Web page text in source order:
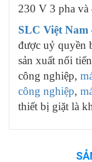
230 V 3 pha
SLC Việt Nam
được uỷ quyền
sản xuất nổi
công nghiệp,
công nghiệp,
thiết bị giặt là